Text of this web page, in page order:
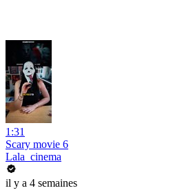
1:31
Scary movie 6
Lala_cinema
il y a 4 semaines